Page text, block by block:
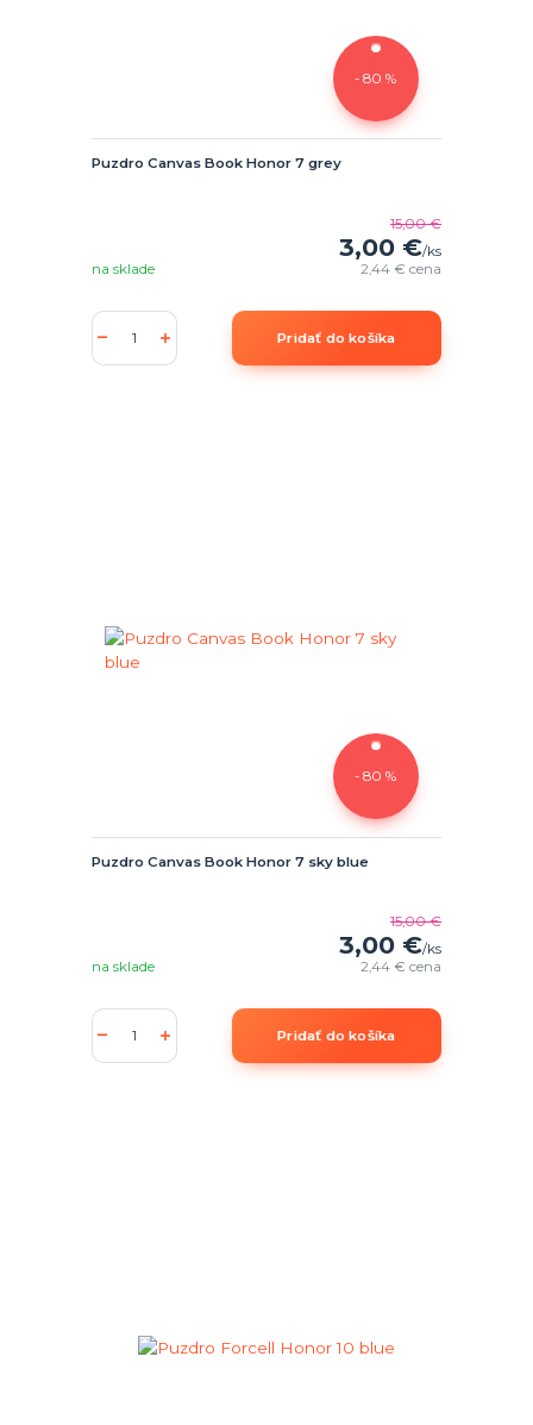
- 80 %
Puzdro Canvas Book Honor 7 grey
15,00 €
3,00 €/ks
2,44 €cena
na sklade
Pridať do košíka
- 80 %
Puzdro Canvas Book Honor 7 sky blue
15,00 €
3,00 €/ks
2,44 €cena
na sklade
Pridať do košíka